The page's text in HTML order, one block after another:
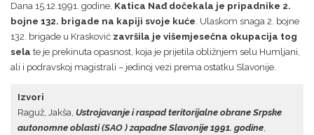
Dana 15.12.1991. godine, Katica Nađ dočekala je pripadnike 2.
bojne 132. brigade na kapiji svoje kuće. Ulaskom snaga 2. bojne
132. brigade u Krasković završila je višemjesečna okupacija tog
sela te je prekinuta opasnost, koja je prijetila obližnjem selu Humljani,
ali i podravskoj magistrali – jedinoj vezi prema ostatku Slavonije.
Izvori
Raguž, Jakša, Ustrojavanje i raspad teritorijalne obrane Srpske
autonomne oblasti (SAO ) zapadne Slavonije 1991. godine,